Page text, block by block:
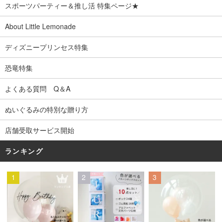
スポーツパーティー＆推し活 特集ページ★
About Little Lemonade
ディズニープリンセス特集
恐竜特集
よくある質問 Q＆A
ぬいぐるみの特別な贈り方
店舗受取サービス開始
ランキング
1 2 3